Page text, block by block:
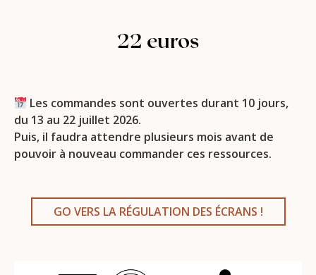
22 euros
Les commandes sont ouvertes durant 10 jours,
du 13 au 22 juillet 2026.
Puis, il faudra attendre plusieurs mois avant de
pouvoir à nouveau commander ces ressources.
GO VERS LA RÉGULATION DES ÉCRANS !